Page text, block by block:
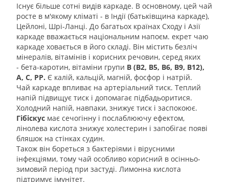
Існує більше сотні видів каркаде. В основному, цей чай
росте в м'якому кліматі - в Індії (батьківщина каркаде),
Цейлоні, Шрі-Ланці. До багатьох країнах Сходу і Азії
каркаде вважається національним напоєм. екрет чаю
каркаде ховається в його складі. Він містить безліч
мінералів, вітамінів і корисних речовин, серед яких
- бета-каротин, вітаміни групи В (В2, В5, В6, В9, В12),
А, С, РР. Є калій, кальцій, магній, фосфор і натрій.
Чай каркаде впливає на артеріальний тиск. Теплий
напій підвищує тиск і допомагає підбадьоритися.
Холодний напій, навпаки, знижує тиск і заспокоює.
Гібіскус має сечогінну і послаблюючу ефектом,
лінолева кислота знижує холестерин і запобігає появі
бляшок на стінках судин.
Також він бореться з бактеріями і вірусними
інфекціями, тому чай особливо корисний в осінньо-
зимовий період при застуді. Лимонна кислота
підтримує імунітет.